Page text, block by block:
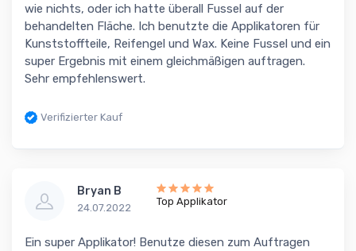
wie nichts, oder ich hatte überall Fussel auf der
behandelten Fläche. Ich benutzte die Applikatoren für
Kunststoffteile, Reifengel und Wax. Keine Fussel und ein
super Ergebnis mit einem gleichmäßigen auftragen.
Sehr empfehlenswert.
Verifizierter Kauf
Bryan B
24.07.2022
Top Applikator
Ein super Applikator! Benutze diesen zum Auftragen